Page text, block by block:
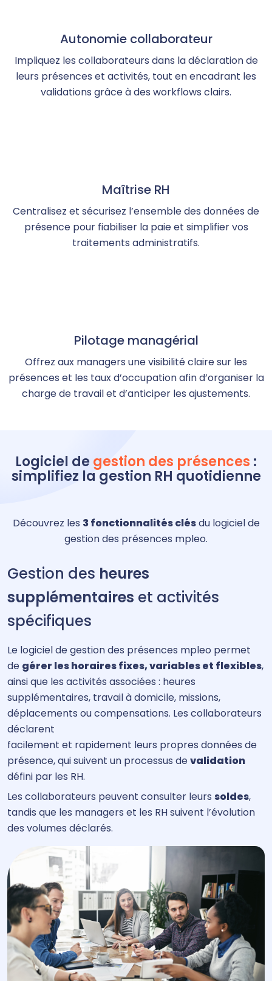
Autonomie collaborateur
Impliquez les collaborateurs dans la déclaration de
leurs présences et activités, tout en encadrant les
validations grâce à des workflows clairs.
Maîtrise RH
Centralisez et sécurisez l’ensemble des données de
présence pour fiabiliser la paie et simplifier vos
traitements administratifs.
Pilotage managérial
Offrez aux managers une visibilité claire sur les
présences et les taux d’occupation afin d’organiser la
charge de travail et d’anticiper les ajustements.
Logiciel de gestion des présences :
simplifiez la gestion RH quotidienne
Découvrez les 3 fonctionnalités clésdu logiciel de
gestion des présences mpleo.
Gestion des heures
supplémentaires et activités
spécifiques
Le logiciel de gestion des présences mpleo permet
de gérer les horaires fixes, variables et flexibles,
ainsi que les activités associées : heures
supplémentaires, travail à domicile, missions,
déplacements ou compensations. Les collaborateurs
déclarent
facilement et rapidement leurs propres données de
présence, qui suivent un processus devalidation
défini par les RH.
Les collaborateurs peuvent consulter leurs soldes,
tandis que les managers et les RH suivent l’évolution
des volumes déclarés.